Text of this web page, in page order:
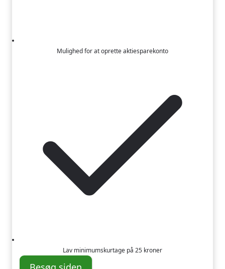
Mulighed for at oprette aktiesparekonto
Lav minimumskurtage på 25 kroner